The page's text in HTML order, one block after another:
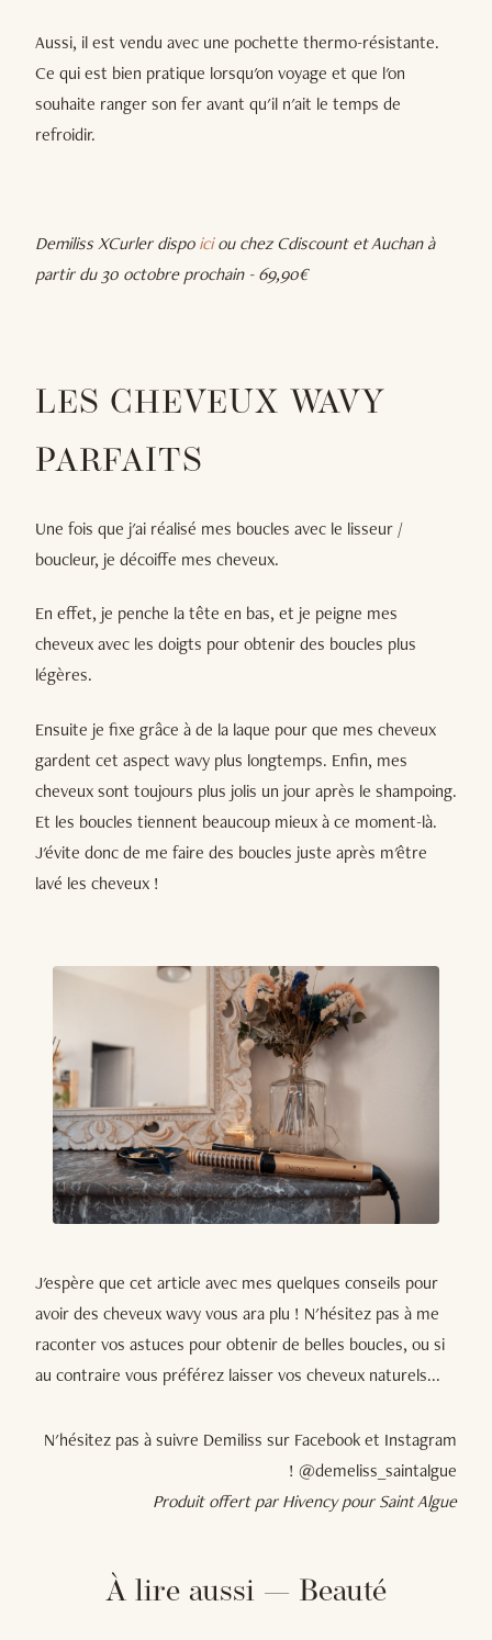
Aussi, il est vendu avec une pochette thermo-résistante.
Ce qui est bien pratique lorsqu'on voyage et que l'on
souhaite ranger son fer avant qu'il n'ait le temps de
refroidir.
Demiliss XCurler dispoiciou chez Cdiscount et Auchan à
partir du 30 octobre prochain - 69,90€
LES CHEVEUX WAVY
PARFAITS
Une fois que j'ai réalisé mes boucles avec le lisseur /
boucleur, je décoiffe mes cheveux.
En effet, je penche la tête en bas, et je peigne mes
cheveux avec les doigts pour obtenir des boucles plus
légères.
Ensuite je fixe grâce à de la laque pour que mes cheveux
gardent cet aspect wavy plus longtemps. Enfin, mes
cheveux sont toujours plus jolis un jour après le shampoing.
Et les boucles tiennent beaucoup mieux à ce moment-là.
J'évite donc de me faire des boucles juste après m'être
lavé les cheveux !
J'espère que cet article avec mes quelques conseils pour
avoir des cheveux wavy vous ara plu ! N'hésitez pas à me
raconter vos astuces pour obtenir de belles boucles, ou si
au contraire vous préférez laisser vos cheveux naturels...
N'hésitez pas à suivre Demiliss sur Facebook et Instagram
! @demeliss_saintalgue
Produit offert par Hivency pour Saint Algue
À lire aussi — Beauté